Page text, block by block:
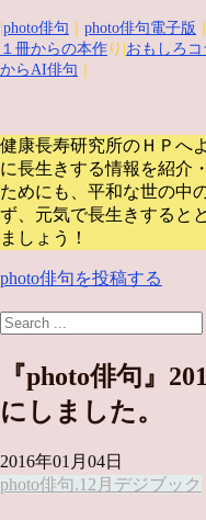
photo俳句 photo俳句電子版
１冊からの本作 り| おもしろコ
からAI俳句
健康長寿研究所のＨＰへ
に長生きする情報を紹介
ためにも、平和な世の中
ず、元気で長生きすると
ましょう！
photo俳句を投稿する
『photo俳句』
にしました。
2016年01月04日
photo俳句.12月 デジブック